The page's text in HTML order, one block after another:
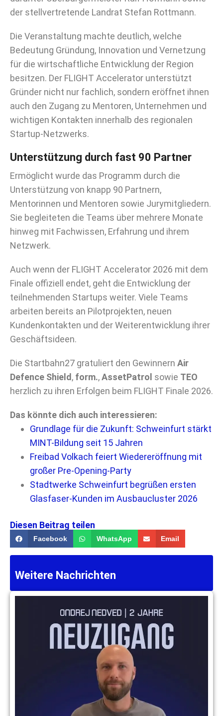
der stellvertretende Landrat Stefan Rottmann.
Die Veranstaltung machte deutlich, welche
Bedeutung Gründung, Innovation und Vernetzung
für die wirtschaftliche Entwicklung der Region
besitzen. Der FLIGHT Accelerator unterstützt
Gründer nicht nur fachlich, sondern eröffnet ihnen
auch den Zugang zu Mentoren, Unternehmen und
wichtigen Kontakten innerhalb des regionalen
Startup-Netzwerks.
Unterstützung durch fast 90 Partner
Ermöglicht wurde das Programm durch die
Unterstützung von knapp 90 Partnern,
Mentorinnen und Mentoren sowie Jurymitgliedern.
Sie begleiteten die Teams über mehrere Monate
hinweg mit Fachwissen, Erfahrung und ihrem
Netzwerk.
Auch wenn der FLIGHT Accelerator 2026 mit dem
Finale offiziell endet, geht die Entwicklung der
teilnehmenden Startups weiter. Viele Teams
arbeiten bereits an Pilotprojekten, neuen
Kundenkontakten und der Weiterentwicklung ihrer
Geschäftsideen.
Die Startbahn27 gratuliert den Gewinnern Air
Defence Shield, form.,AssetPatrol sowie TEO
herzlich zu ihren Erfolgen beim FLIGHT Finale 2026.
Das könnte dich auch interessieren:
Grundlage für die Zukunft: Schweinfurt stärkt
MINT-Bildung seit 15 Jahren
Freibad Volkach feiert Wiedereröffnung mit
großer Pre-Opening-Party
Stadtwerke Schweinfurt begrüßen ersten
Glasfaser-Kunden im Ausbaucluster 2026
Diesen Beitrag teilen
Facebook WhatsApp Email
Weitere Nachrichten